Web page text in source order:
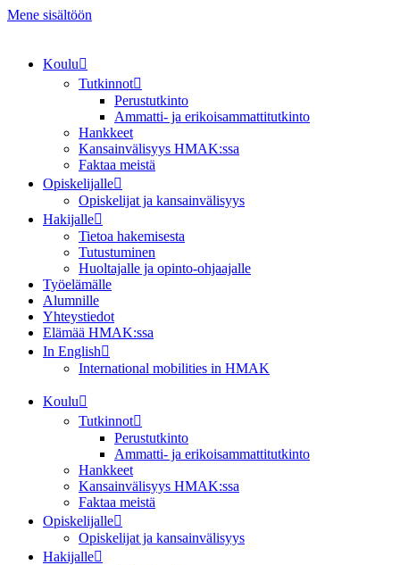
Mene sisältöön
Koulu
Tutkinnot
Perustutkinto
Ammatti- ja erikoisammattitutkinto
Hankkeet
Kansainvälisyys HMAK:ssa
Faktaa meistä
Opiskelijalle
Opiskelijat ja kansainvälisyys
Hakijalle
Tietoa hakemisesta
Tutustuminen
Huoltajalle ja opinto-ohjaajalle
Työelämälle
Alumnille
Yhteystiedot
Elämää HMAK:ssa
In English
International mobilities in HMAK
Koulu
Tutkinnot
Perustutkinto
Ammatti- ja erikoisammattitutkinto
Hankkeet
Kansainvälisyys HMAK:ssa
Faktaa meistä
Opiskelijalle
Opiskelijat ja kansainvälisyys
Hakijalle